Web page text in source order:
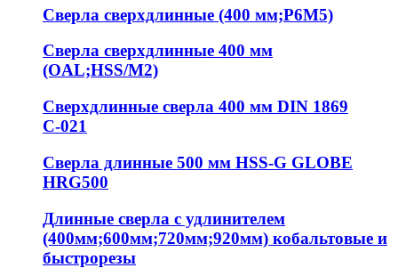
Сверла сверхдлинные (400 мм;Р6М5)
Сверла сверхдлинные 400 мм
(OAL;HSS/M2)
Сверхдлинные сверла 400 мм DIN 1869
С-021
Сверла длинные 500 мм HSS-G GLOBE
HRG500
Длинные сверла с удлинителем
(400мм;600мм;720мм;920мм) кобальтовые и
быстрорезы